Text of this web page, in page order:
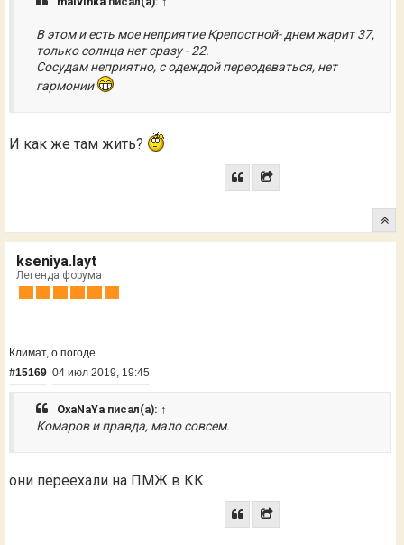
В этом и есть мое неприятие Крепостной- днем жарит 37,
только солнца нет сразу - 22.
Сосудам неприятно, с одеждой переодеваться, нет
гармонии
И как же там жить?
kseniya.layt
Легенда форума
Климат, о погоде
#15169 04 июл 2019, 19:45
OxaNaYa писал(а): ↑
Комаров и правда, мало совсем.
они переехали на ПМЖ в КК